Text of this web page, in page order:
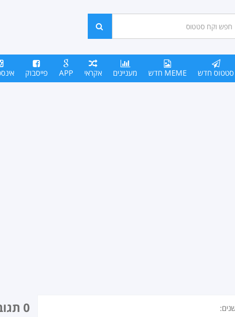
סטטוסים
חפש
סטטוס חדש MEME חדש מעניינים אקראי APP פייסבוק
: 0 תגובות